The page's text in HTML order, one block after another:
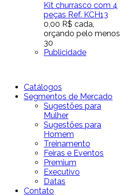
Kit churrasco com 4
peças Ref. KCH13
0,00 R$ cada,
orçando pelo menos
30
Publicidade
Catálogos
Segmentos de Mercado
Sugestões para
Mulher
Sugestões para
Homem
Treinamento
Feiras e Eventos
Premium
Executivo
Datas
Contato